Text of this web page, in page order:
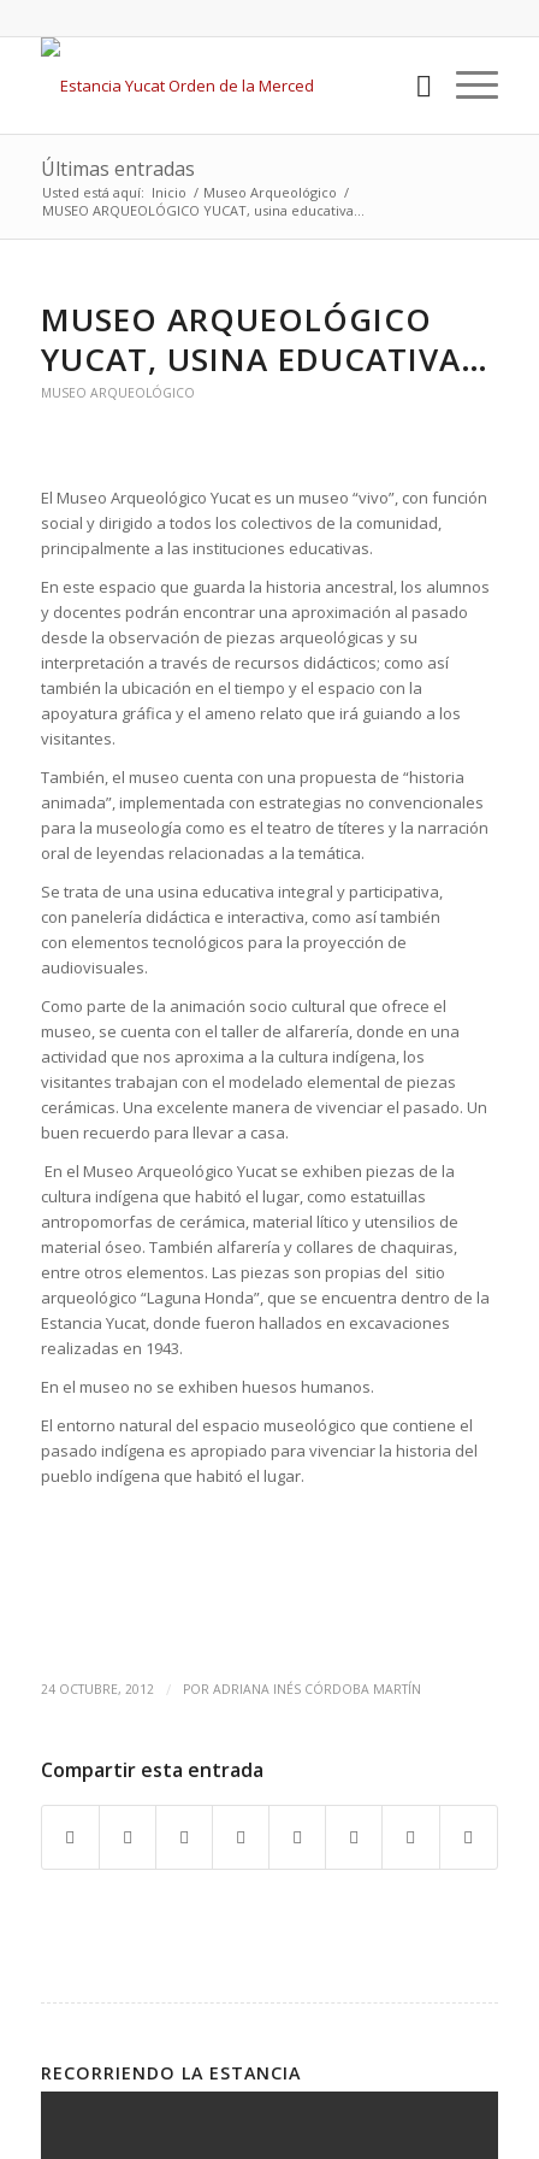
Últimas entradas
Usted está aquí: Inicio / Museo Arqueológico /
MUSEO ARQUEOLÓGICO YUCAT, usina educativa…
MUSEO ARQUEOLÓGICO
YUCAT, USINA EDUCATIVA…
MUSEO ARQUEOLÓGICO
El Museo Arqueológico Yucat es un museo “vivo”, con función
social y dirigido a todos los colectivos de la comunidad,
principalmente a las instituciones educativas.
En este espacio que guarda la historia ancestral, los alumnos
y docentes podrán encontrar una aproximación al pasado
desde la observación de piezas arqueológicas y su
interpretación a través de recursos didácticos; como así
también la ubicación en el tiempo y el espacio con la
apoyatura gráfica y el ameno relato que irá guiando a los
visitantes.
También, el museo cuenta con una propuesta de “historia
animada”, implementada con estrategias no convencionales
para la museología como es el teatro de títeres y la narración
oral de leyendas relacionadas a la temática.
Se trata de una usina educativa integral y participativa,
con panelería didáctica e interactiva, como así también
con elementos tecnológicos para la proyección de
audiovisuales.
Como parte de la animación socio cultural que ofrece el
museo, se cuenta con el taller de alfarería, donde en una
actividad que nos aproxima a la cultura indígena, los
visitantes trabajan con el modelado elemental de piezas
cerámicas. Una excelente manera de vivenciar el pasado. Un
buen recuerdo para llevar a casa.
En el Museo Arqueológico Yucat se exhiben piezas de la
cultura indígena que habitó el lugar, como estatuillas
antropomorfas de cerámica, material lítico y utensilios de
material óseo. También alfarería y collares de chaquiras,
entre otros elementos. Las piezas son propias del sitio
arqueológico “Laguna Honda”, que se encuentra dentro de la
Estancia Yucat, donde fueron hallados en excavaciones
realizadas en 1943.
En el museo no se exhiben huesos humanos.
El entorno natural del espacio museológico que contiene el
pasado indígena es apropiado para vivenciar la historia del
pueblo indígena que habitó el lugar.
24 OCTUBRE, 2012 / POR ADRIANA INÉS CÓRDOBA MARTÍN
Compartir esta entrada
RECORRIENDO LA ESTANCIA